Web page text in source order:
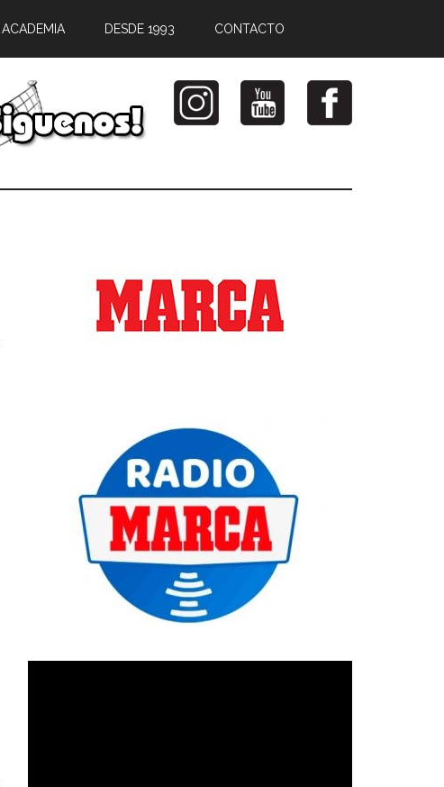
ACADEMIA DESDE 1993 CONTACTO